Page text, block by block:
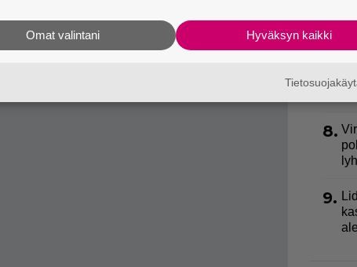
Naton sotiin? Asiantuntijat
turvattomimmat kaupungit – Helsinki ei
8.
9.
Hyväksyn kaikki
Omat valintani